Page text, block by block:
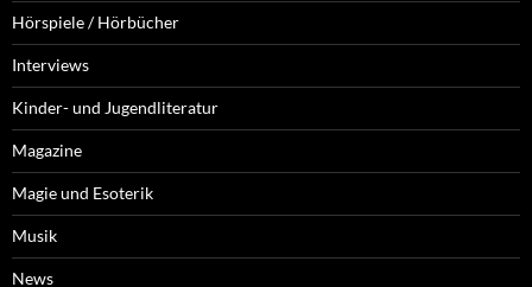
Hörspiele / Hörbücher
Interviews
Kinder- und Jugendliteratur
Magazine
Magie und Esoterik
Musik
News